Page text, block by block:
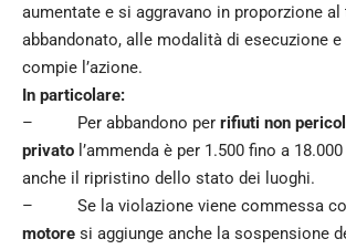
aumentate e si aggravano in proporzione
abbandonato, alle modalità di esecuzione
compie l’azione.
In particolare:
– Per abbandono per rifiuti non
privato l’ammenda è per 1.500 fino a
anche il ripristino dello stato dei luoghi.
– Se la violazione viene commessa
motore si aggiunge anche la sospensione